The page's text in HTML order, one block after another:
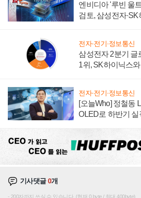
엔비디아 '루빈 울
검토, 삼성전자
전자·전기·정보통신
삼성전자 2분기 글
1위, SK하이닉스
전자·전기·정보통신
[오늘Who] 정철동
OLED로 하반기 실
기사댓글0개
200자까지 쓰실 수 있습니다. (현재 0 byte / 최대 400byte)